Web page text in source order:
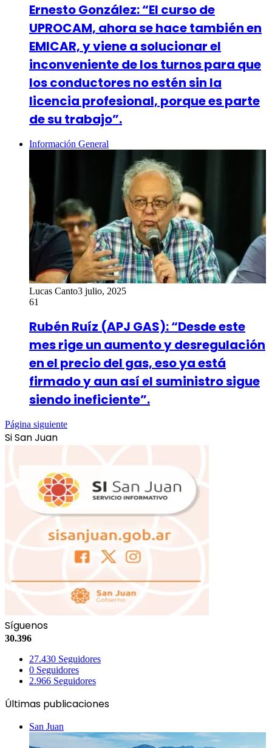
Ernesto González: “El curso de
UPROCAM, ahora se hace también en
EMICAR, y viene a solucionar el
inconveniente de los turnos para que
los conductores no estén sin la
licencia profesional, porque es parte
de su trabajo”.
Información General
Lucas Canto3 julio, 2025
61
Rubén Ruíz (APJ GAS): “Desde este
mes rige un aumento y desregulación
en el precio del gas, eso ya está
firmado y aun así el suministro sigue
siendo ineficiente”.
Página siguiente
Si San Juan
Síguenos
30.396
27.430 Seguidores
0 Seguidores
2.966 Seguidores
Últimas publicaciones
San Juan